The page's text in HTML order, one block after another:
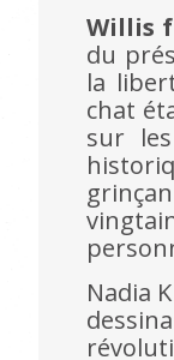
Willis
du
la
chat
sur
Nadia